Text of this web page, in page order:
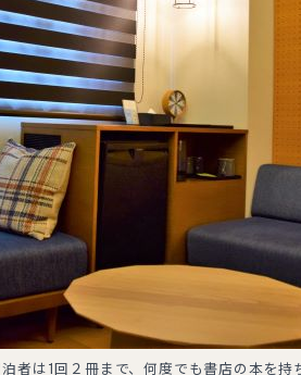
者は1回２冊まで、何度でも書店の本を持